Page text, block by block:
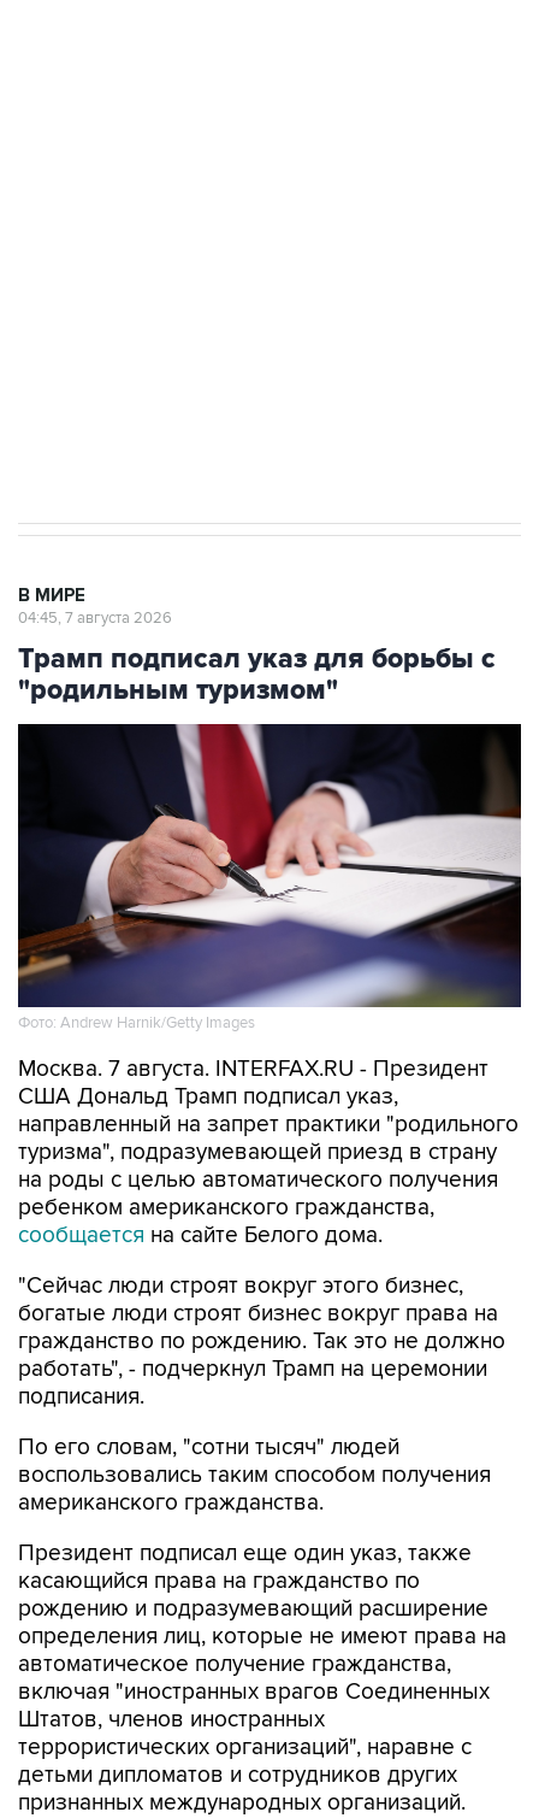
В МИРЕ
04:45, 7 августа 2026
Трамп подписал указ для борьбы с
"родильным туризмом"
Фото: Andrew Harnik/Getty Images
Москва. 7 августа. INTERFAX.RU - Президент
США Дональд Трамп подписал указ,
направленный на запрет практики "родильного
туризма", подразумевающей приезд в страну
на роды с целью автоматического получения
ребенком американского гражданства,
сообщается на сайте Белого дома.
"Сейчас люди строят вокруг этого бизнес,
богатые люди строят бизнес вокруг права на
гражданство по рождению. Так это не должно
работать", - подчеркнул Трамп на церемонии
подписания.
По его словам, "сотни тысяч" людей
воспользовались таким способом получения
американского гражданства.
Президент подписал еще один указ, также
касающийся права на гражданство по
рождению и подразумевающий расширение
определения лиц, которые не имеют права на
автоматическое получение гражданства,
включая "иностранных врагов Соединенных
Штатов, членов иностранных
террористических организаций", наравне с
детьми дипломатов и сотрудников других
признанных международных организаций.